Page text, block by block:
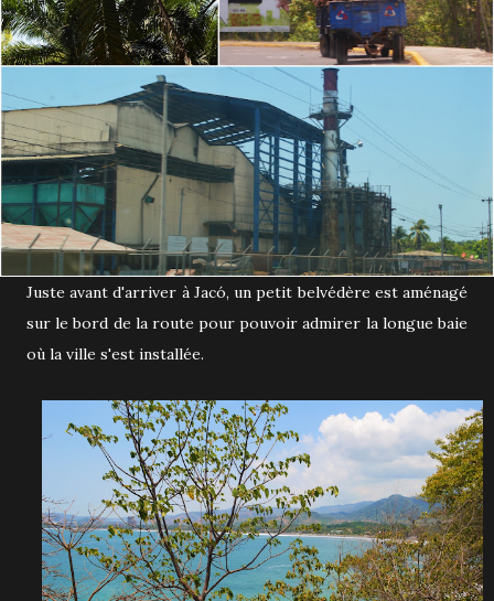
Juste avant d'arriver à Jacó, un petit belvédère est aménagé
sur le bord de la route pour pouvoir admirer la longue baie
où la ville s'est installée.